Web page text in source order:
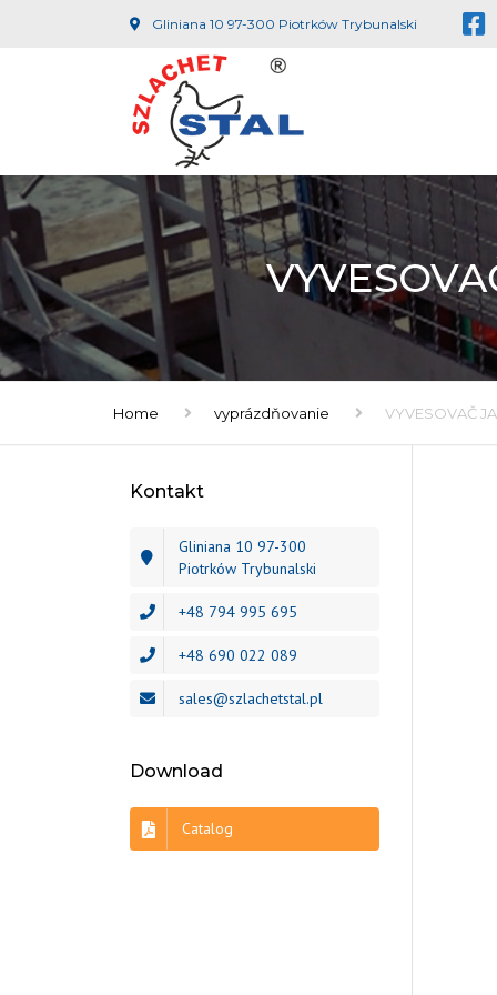
Gliniana 10 97-300 Piotrków Trybunalski
Home vyprázdňovanie VYVESOVAČ
Kontakt
Gliniana 10 97-300
Piotrków Trybunalski
+48 794 995 695
+48 690 022 089
sales@szlachetstal.pl
Download
Catalog